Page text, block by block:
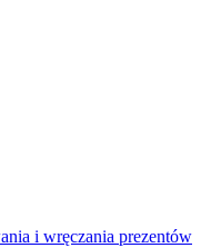
i wręczania prezentów